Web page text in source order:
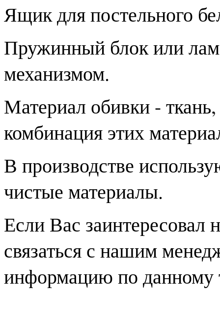
Ящик для постельного
Пружинный блок или
механизмом.
Материал обивки -
комбинация этих
В производстве
чистые материалы.
Если Вас
связаться с нашим
информацию по данному